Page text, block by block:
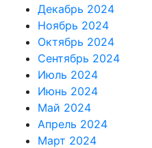
Декабрь 2024
Ноябрь 2024
Октябрь 2024
Сентябрь 2024
Июль 2024
Июнь 2024
Май 2024
Апрель 2024
Март 2024